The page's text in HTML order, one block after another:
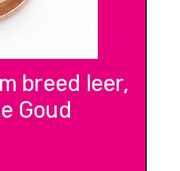
breed leer,
Goud